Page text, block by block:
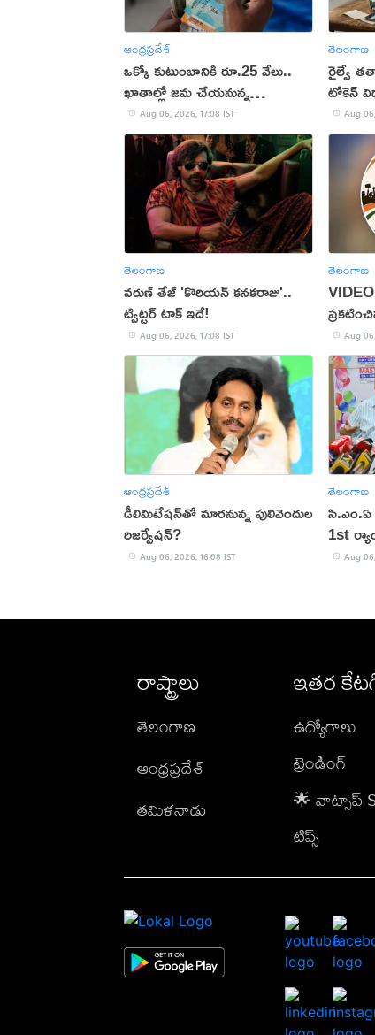
ఆంధ్రప్రదేశ్
ఒక్కో కుటుంబానికి రూ.25 వేలు..
ఖాతాల్లో జ‌మ చేయ‌నున్న
ప్ర‌భుత్వం..!
Aug 06, 2026, 17:08 IST
తెలంగాణ
రైల్వే
టోకెన్
Aug
తెలంగాణ
వరుణ్ తేజ్ 'కొరియన్ కనకరాజు'..
ట్విట్టర్ టాక్ ఇదే!
Aug 06, 2026, 17:08 IST
తెలంగాణ
Aug
ఆంధ్రప్రదేశ్
డీలిమిటేషన్‌తో మారనున్న పులివెందుల
రిజర్వేషన్?
Aug 06, 2026, 16:08 IST
తెలంగాణ
1st
Aug
రాష్ట్రాలు
తెలంగాణ
ఆంధ్రప్రదేశ్
తమిళనాడు
ఇతర
ఉద్యోగాలు
ట్రెండింగ్
🌟 వాట్సాప్
టిప్స్